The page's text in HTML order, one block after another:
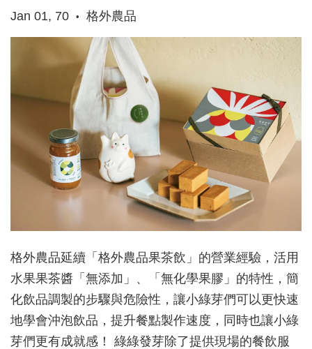
Jan 01, 70 • 格外農品
格外農品延續「格外農品果茶飲」的營業經驗，活用
水果果茶醬「無添加」、「無化學果膠」的特性，簡
化飲品調製的步驟與危險性，讓小綠芽們可以更快速
地學會沖泡飲品，提升餐點製作速度，同時也讓小綠
芽們更有成就感！ 綠綠發芽除了提供現場的餐飲服